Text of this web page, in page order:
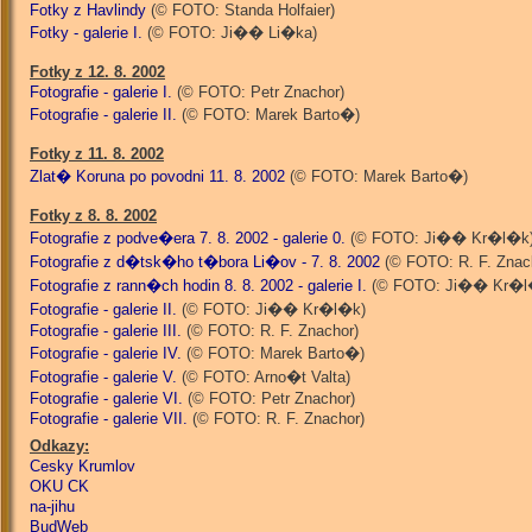
Fotky z Havlindy (© FOTO: Standa Holfaier)
Fotky - galerie I. (© FOTO: Ji�� Li�ka)
Fotky z 12. 8. 2002
Fotografie - galerie I. (© FOTO: Petr Znachor)
Fotografie - galerie II. (© FOTO: Marek Barto�)
Fotky z 11. 8. 2002
Zlat� Koruna po povodni 11. 8. 2002 (© FOTO: Marek Barto�)
Fotky z 8. 8. 2002
Fotografie z podve�era 7. 8. 2002 - galerie 0. (© FOTO: Ji��
Fotografie z d�tsk�ho t�bora Li�ov - 7. 8. 2002 (© FOTO: R. F.
Fotografie z rann�ch hodin 8. 8. 2002 - galerie I. (© FOTO: Ji��
Fotografie - galerie II. (© FOTO: Ji�� Kr�l�k)
Fotografie - galerie III. (© FOTO: R. F. Znachor)
Fotografie - galerie IV. (© FOTO: Marek Barto�)
Fotografie - galerie V. (© FOTO: Arno�t Valta)
Fotografie - galerie VI. (© FOTO: Petr Znachor)
Fotografie - galerie VII. (© FOTO: R. F. Znachor)
Odkazy:
Cesky Krumlov
OKU CK
na-jihu
BudWeb